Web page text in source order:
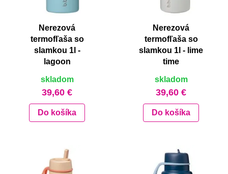
Nerezová
termofľaša so
slamkou 1l -
lagoon
skladom
39,60 €
Do košíka
Nerezová
termofľaša so
slamkou 1l - lime
time
skladom
39,60 €
Do košíka